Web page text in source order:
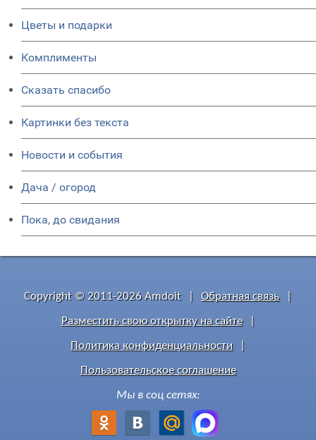
Цветы и подарки
Комплименты
Сказать спасибо
Картинки без текста
Новости и события
Дача / огород
Пока, до свидания
Copyright © 2011-2026 Amdoit Обратная связь
Разместить свою открытку на сайте
Политика конфиденциальности
Пользовательское соглашение
Мы в соц сетях: